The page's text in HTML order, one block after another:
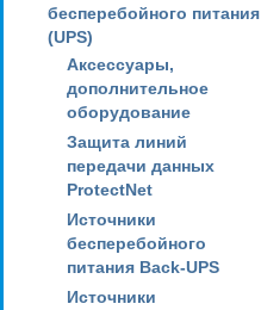
бесперебойного питания
(UPS)
Аксессуары,
дополнительное
оборудование
Защита линий
передачи данных
ProtectNet
Источники
бесперебойного
питания Back-UPS
Источники